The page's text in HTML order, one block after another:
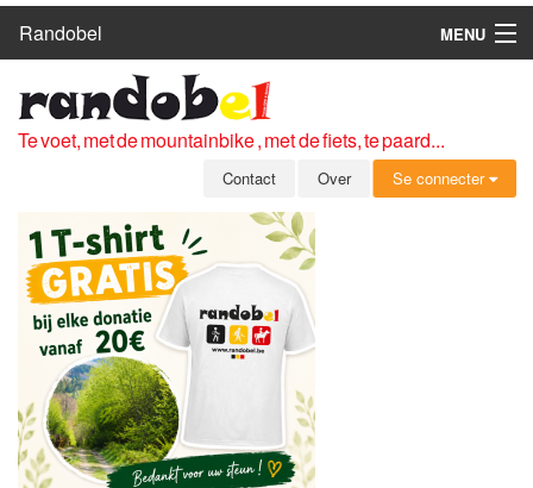
Randobel
MENU
ROUTES
CLUBS
OVER
LEDEN
ZICH AANMELDEN
GRATIS REGISTRATIE
WACHTWOORD VERGETEN
Te voet, met de mountainbike , met de fiets, te paard...
Contact Over Se connecter